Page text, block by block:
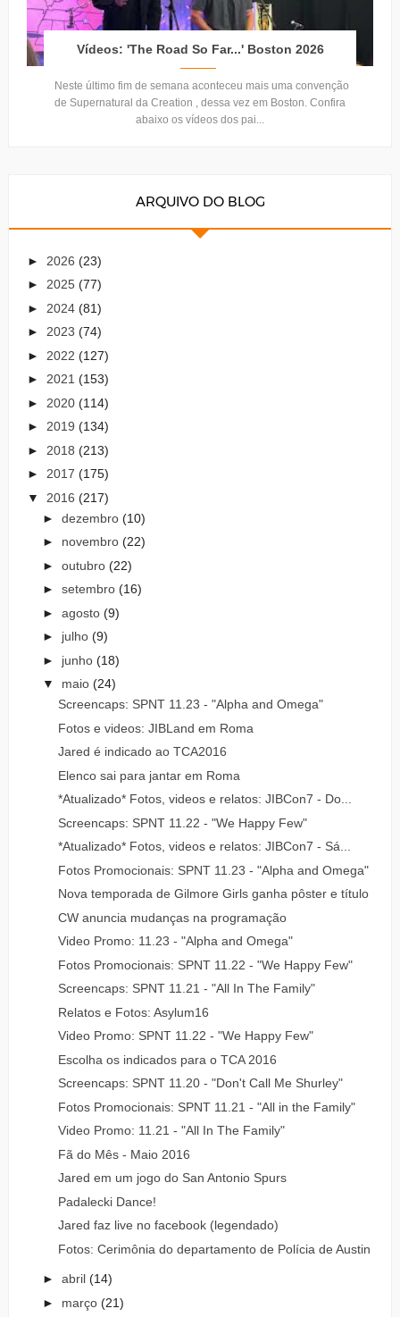
Vídeos: 'The Road So Far...' Boston 2026
Neste último fim de semana aconteceu mais uma convenção
de Supernatural da Creation , dessa vez em Boston. Confira
abaixo os vídeos dos pai...
ARQUIVO DO BLOG
► 2026 (23)
► 2025 (77)
► 2024 (81)
► 2023 (74)
► 2022 (127)
► 2021 (153)
► 2020 (114)
► 2019 (134)
► 2018 (213)
► 2017 (175)
▼ 2016 (217)
► dezembro (10)
► novembro (22)
► outubro (22)
► setembro (16)
► agosto (9)
► julho (9)
► junho (18)
▼ maio (24)
Screencaps: SPNT 11.23 - "Alpha and Omega"
Fotos e videos: JIBLand em Roma
Jared é indicado ao TCA2016
Elenco sai para jantar em Roma
*Atualizado* Fotos, videos e relatos: JIBCon7 - Do...
Screencaps: SPNT 11.22 - "We Happy Few"
*Atualizado* Fotos, videos e relatos: JIBCon7 - Sá...
Fotos Promocionais: SPNT 11.23 - "Alpha and Omega"
Nova temporada de Gilmore Girls ganha pôster e título
CW anuncia mudanças na programação
Video Promo: 11.23 - "Alpha and Omega"
Fotos Promocionais: SPNT 11.22 - "We Happy Few"
Screencaps: SPNT 11.21 - "All In The Family"
Relatos e Fotos: Asylum16
Video Promo: SPNT 11.22 - "We Happy Few"
Escolha os indicados para o TCA 2016
Screencaps: SPNT 11.20 - "Don't Call Me Shurley"
Fotos Promocionais: SPNT 11.21 - "All in the Family"
Video Promo: 11.21 - "All In The Family"
Fã do Mês - Maio 2016
Jared em um jogo do San Antonio Spurs
Padalecki Dance!
Jared faz live no facebook (legendado)
Fotos: Cerimônia do departamento de Polícia de Austin
► abril (14)
► março (21)